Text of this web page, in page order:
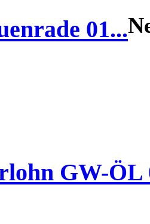
01...
GW-ÖL